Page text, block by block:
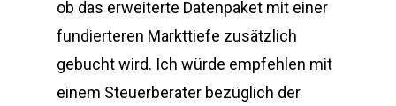
ob das erweiterte Datenpaket mit einer
fundierteren Markttiefe zusätzlich
gebucht wird. Ich würde empfehlen mit
einem Steuerberater bezüglich der